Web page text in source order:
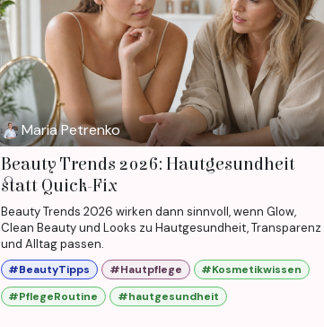
Maria Petrenko
Beauty Trends 2026: Hautgesundheit
statt Quick-Fix
Beauty Trends 2026 wirken dann sinnvoll, wenn Glow,
Clean Beauty und Looks zu Hautgesundheit, Transparenz
und Alltag passen.
#BeautyTipps #Hautpflege
#Kosmetikwissen
#PflegeRoutine
#hautgesundheit